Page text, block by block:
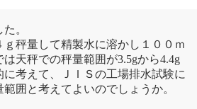
。
秤量して精製水に溶かし１００ｍ
天秤での秤量範囲が3.5gから4.4g
考えて、ＪＩＳの工場排水試験に
囲と考えてよいのでしょうか。